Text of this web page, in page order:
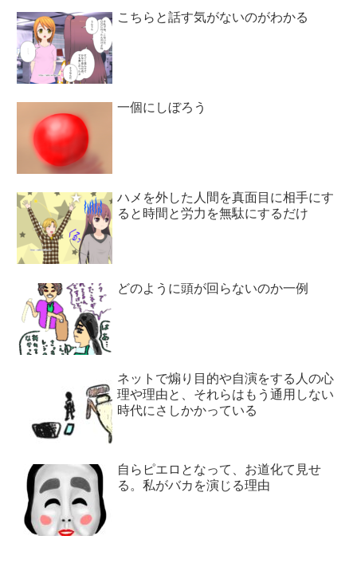
こちらと話す気がないのがわかる
一個にしぼろう
ハメを外した人間を真面目に相手にす
ると時間と労力を無駄にするだけ
どのように頭が回らないのか一例
ネットで煽り目的や自演をする人の心
理や理由と、それらはもう通用しない
時代にさしかかっている
自らピエロとなって、お道化て見せ
る。私がバカを演じる理由